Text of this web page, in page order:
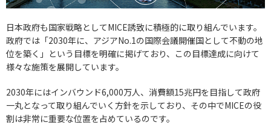
日本政府も国家戦略としてMICE誘致に積極的に取り組んでいます。
政府では「2030年に、アジアNo.1の国際会議開催国として不動の地
位を築く」という目標を明確に掲げており、この目標達成に向けて
様々な施策を展開しています。
2030年にはインバウンド6,000万人、消費額15兆円を目指して政府
一丸となって取り組んでいく方針を示しており、その中でMICEの役
割は非常に重要な位置を占めているのです。